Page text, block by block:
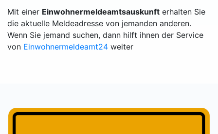
Mit einer Einwohnermeldeamtsauskunft erhalten Sie
die aktuelle Meldeadresse von jemanden anderen.
Wenn Sie jemand suchen, dann hilft ihnen der Service
von Einwohnermeldeamt24 weiter